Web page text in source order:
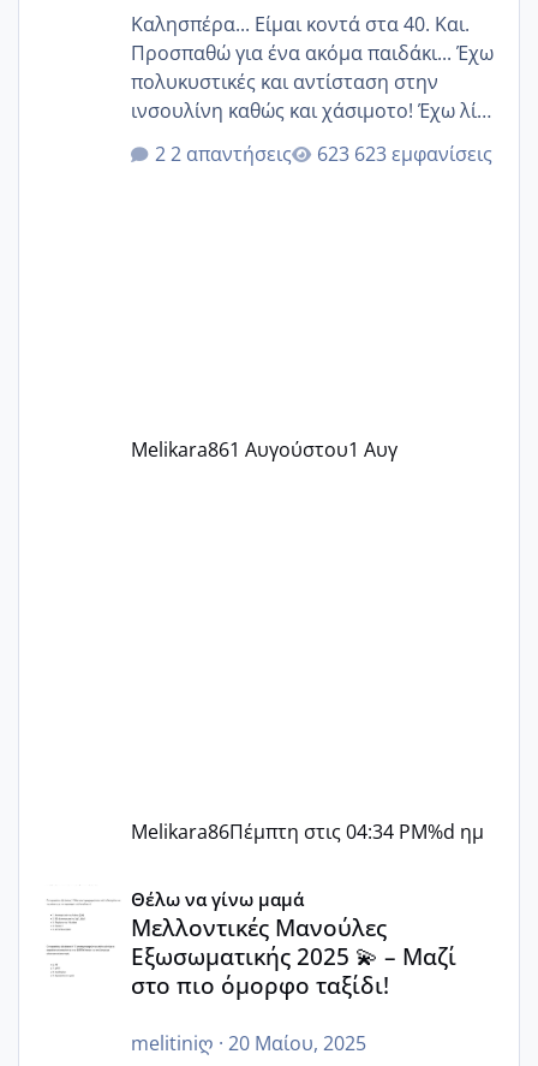
Καλησπέρα... Είμαι κοντά στα 40. Και.
Προσπαθώ για ένα ακόμα παιδάκι... Έχω
πολυκυστικές και αντίσταση στην
ινσουλίνη καθώς και χάσιμοτο! Έχω λίγα
κιλά παραπάνω και όσο κ αν προσπαθώ
δεν χάνω εύκολα! Προσπαθώ για ακόμη
2 απαντήσεις 623 εμφανίσεις
Melikara861 Αυγούστου1 Αυγ
Melikara86Πέμπτη στις 04:34 PM%d ημ
Μελλοντικές Μανούλες Εξωσωματικής 2025 💫 – Μαζί
Θέλω να γίνω μαμά
Μελλοντικές Μανούλες
Εξωσωματικής 2025 💫 – Μαζί
στο πιο όμορφο ταξίδι!
melitiniღ · 20 Μαίου, 2025